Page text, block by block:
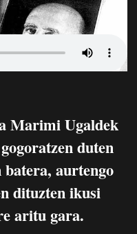
Marimi Ugaldek
duten
aurtengo
dituzten ikusi
aritu gara.